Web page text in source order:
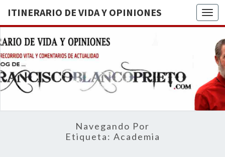
ITINERARIO DE VIDA Y OPINIONES
DE
BREVE
RECORRIDO
VITAL Y
ACTUALIDAD
Navegando Por
Etiqueta: Academia